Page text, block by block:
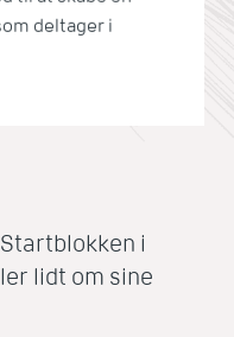
deltager i
i
lidt om sine